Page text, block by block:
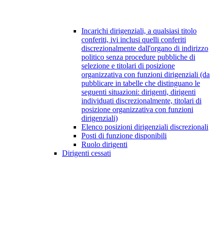
Incarichi dirigenziali, a qualsiasi titolo
conferiti, ivi inclusi quelli conferiti
discrezionalmente dall'organo di indirizzo
politico senza procedure pubbliche di
selezione e titolari di posizione
organizzativa con funzioni dirigenziali (da
pubblicare in tabelle che distinguano le
seguenti situazioni: dirigenti, dirigenti
individuati discrezionalmente, titolari di
posizione organizzativa con funzioni
dirigenziali)
Elenco posizioni dirigenziali discrezionali
Posti di funzione disponibili
Ruolo dirigenti
Dirigenti cessati